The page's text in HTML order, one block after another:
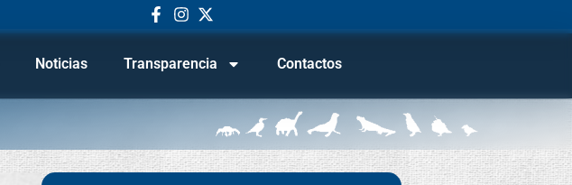
Noticias Transparencia Contactos